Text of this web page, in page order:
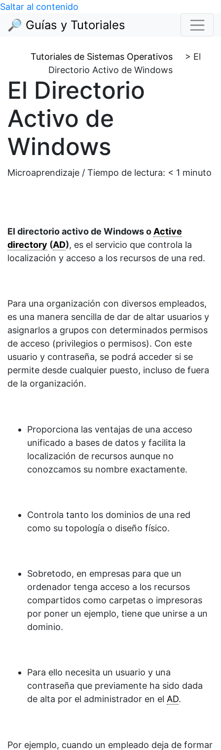
Saltar al contenido
🔎 Guías y Tutoriales
Tutoriales de Sistemas Operativos > El
Directorio Activo de Windows
El Directorio
Activo de
Windows
Microaprendizaje / Tiempo de lectura: < 1 minuto
El directorio activo de Windows oActive
directory (AD), es el servicio que controla la
localización y acceso a los recursos de una red.
Para una organización con diversos empleados,
es una manera sencilla de dar de altar usuarios y
asignarlos a grupos con determinados permisos
de acceso (privilegios o permisos). Con este
usuario y contraseña, se podrá acceder si se
permite desde cualquier puesto, incluso de fuera
de la organización.
Proporciona las ventajas de una acceso
unificado a bases de datos y facilita la
localización de recursos aunque no
conozcamos su nombre exactamente.
Controla tanto los dominios de una red
como su topología o diseño físico.
Sobretodo, en empresas para que un
ordenador tenga acceso a los recursos
compartidos como carpetas o impresoras
por poner un ejemplo, tiene que unirse a un
dominio.
Para ello necesita un usuario y una
contraseña que previamente ha sido dada
de alta por el administrador en el AD.
Por ejemplo, cuando un empleado deja de formar